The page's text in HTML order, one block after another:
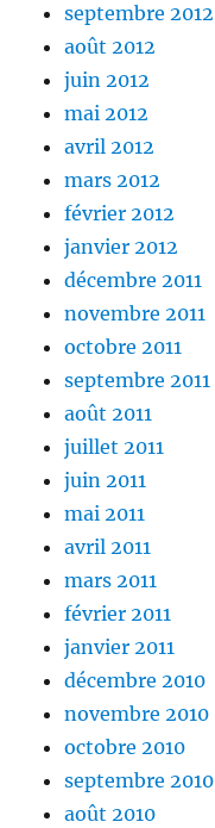
septembre 2012
août 2012
juin 2012
mai 2012
avril 2012
mars 2012
février 2012
janvier 2012
décembre 2011
novembre 2011
octobre 2011
septembre 2011
août 2011
juillet 2011
juin 2011
mai 2011
avril 2011
mars 2011
février 2011
janvier 2011
décembre 2010
novembre 2010
octobre 2010
septembre 2010
août 2010